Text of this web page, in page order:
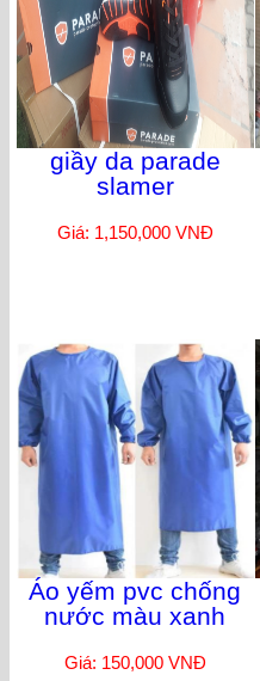
giầy da parade
slamer
Giá: 1,150,000 VNĐ
Áo yếm pvc chống
nước màu xanh
Giá: 150,000 VNĐ